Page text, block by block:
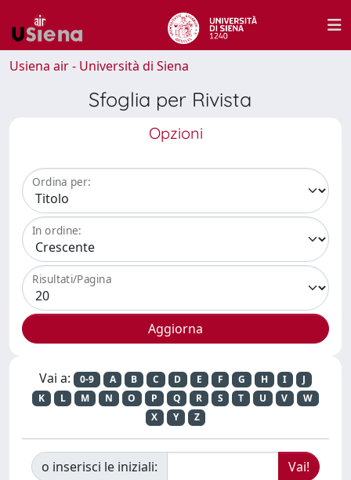
Usiena air - Università di Siena
Sfoglia per Rivista
Opzioni
Ordina per:
In ordine:
Risultati/Pagina
Vai a: 0-9 A B C D E F G H I
J
K
L M N O P Q R S T U V
W
X
Y Z
o inserisci le iniziali: